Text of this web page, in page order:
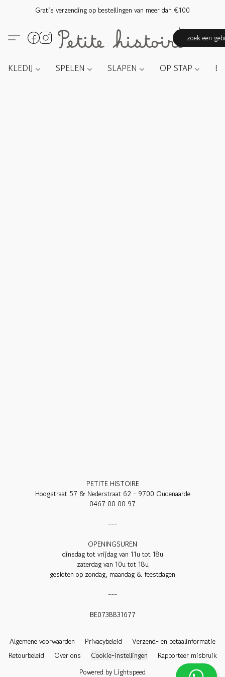
Gratis verzending op bestellingen van meer dan €100
zoek een
KLEDIJ SPELEN SLAPEN OP STAP
PETITE HISTOIRE
Hoogstraat 57 & Nederstraat 62 - 9700 Oudenaarde
0467 00 00 97
---
OPENINGSUREN
dinsdag tot vrijdag van 11u tot 18u
zaterdag van 10u tot 18u
gesloten op zondag, maandag & feestdagen
---
BE0738831677
Algemene voorwaarden Privacybeleid
Verzend- en betaalinformatie
Retourbeleid
Over ons Cookie-instellingen
Rapporteer misbruik
Powered by Lightspeed